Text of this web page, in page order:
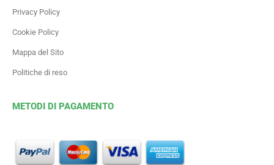
Privacy Policy
Cookie Policy
Mappa del Sito
Politiche di reso
METODI DI PAGAMENTO